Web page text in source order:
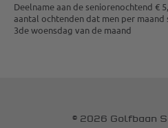
Deelname aan de seniorenochtend €
aantal ochtenden dat men per
3de woensdag van de maand
© 2026 Golfbaan